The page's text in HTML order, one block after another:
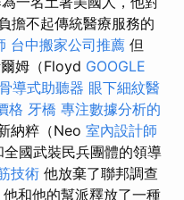
擔不起傳統醫療服務的
台中搬家公司推薦 但
姆（Floyd GOOGLE
導式助聽器 眼下細紋醫
格 牙橋 專注數據分析的
納粹（Neo 室內設計師
國武裝民兵團體的領導
技術 他放棄了聯邦調查
和他的幫派釋放了一種